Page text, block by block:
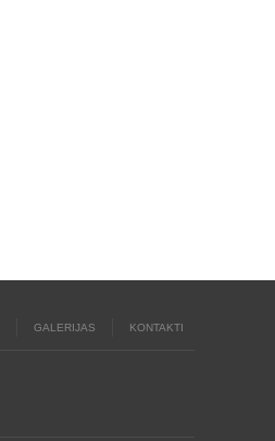
GALERIJAS KONTAKTI